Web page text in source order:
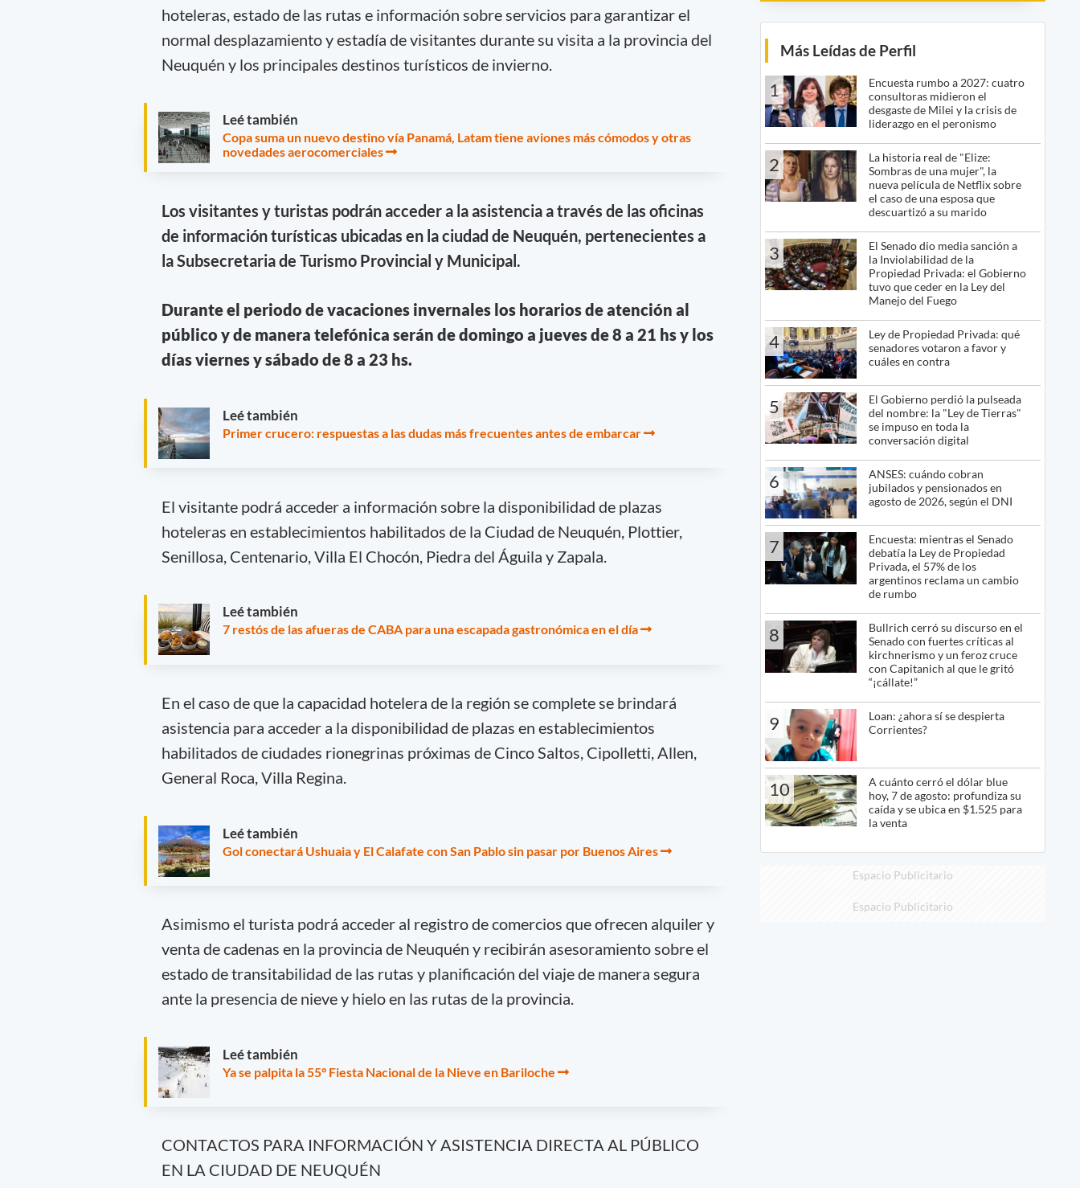
hoteleras, estado de las rutas e información sobre servicios para garantizar el
normal desplazamiento y estadía de visitantes durante su visita a la provincia del
Neuquén y los principales destinos turísticos de invierno.
Leé también
Copa suma un nuevo destino vía Panamá, Latam tiene aviones más cómodos y otras
novedades aerocomerciales
Los visitantes y turistas podrán acceder a la asistencia a través de las oficinas
de información turísticas ubicadas en la ciudad de Neuquén, pertenecientes a
la Subsecretaria de Turismo Provincial y Municipal.
Durante el periodo de vacaciones invernales los horarios de atención al
público y de manera telefónica serán de domingo a jueves de 8 a 21 hs y los
días viernes y sábado de 8 a 23 hs.
Leé también
Primer crucero: respuestas a las dudas más frecuentes antes de embarcar
El visitante podrá acceder a información sobre la disponibilidad de plazas
hoteleras en establecimientos habilitados de la Ciudad de Neuquén, Plottier,
Senillosa, Centenario, Villa El Chocón, Piedra del Águila y Zapala.
Leé también
7 restós de las afueras de CABA para una escapada gastronómica en el día
En el caso de que la capacidad hotelera de la región se complete se brindará
asistencia para acceder a la disponibilidad de plazas en establecimientos
habilitados de ciudades rionegrinas próximas de Cinco Saltos, Cipolletti, Allen,
General Roca, Villa Regina.
Leé también
Gol conectará Ushuaia y El Calafate con San Pablo sin pasar por Buenos Aires
Asimismo el turista podrá acceder al registro de comercios que ofrecen alquiler y
venta de cadenas en la provincia de Neuquén y recibirán asesoramiento sobre el
estado de transitabilidad de las rutas y planificación del viaje de manera segura
ante la presencia de nieve y hielo en las rutas de la provincia.
Leé también
Ya se palpita la 55° Fiesta Nacional de la Nieve en Bariloche
CONTACTOS PARA INFORMACIÓN Y ASISTENCIA DIRECTA AL PÚBLICO
EN LA CIUDAD DE NEUQUÉN
Más Leídas de Perfil
1
Encuesta rumbo a 2027: cuatro
consultoras midieron el
desgaste de Milei y la crisis de
liderazgo en el peronismo
2
La historia real de "Elize:
Sombras de una mujer", la
nueva película de Netflix sobre
el caso de una esposa que
descuartizó a su marido
3
El Senado dio media sanción a
la Inviolabilidad de la
Propiedad Privada: el Gobierno
tuvo que ceder en la Ley del
Manejo del Fuego
4
Ley de Propiedad Privada: qué
senadores votaron a favor y
cuáles en contra
5
El Gobierno perdió la pulseada
del nombre: la "Ley de Tierras"
se impuso en toda la
conversación digital
6
ANSES: cuándo cobran
jubilados y pensionados en
agosto de 2026, según el DNI
7
Encuesta: mientras el Senado
debatía la Ley de Propiedad
Privada, el 57% de los
argentinos reclama un cambio
de rumbo
8
Bullrich cerró su discurso en el
Senado con fuertes críticas al
kirchnerismo y un feroz cruce
con Capitanich al que le gritó
“¡cállate!”
9
Loan: ¿ahora sí se despierta
Corrientes?
10
A cuánto cerró el dólar blue
hoy, 7 de agosto: profundiza su
caída y se ubica en $1.525 para
la venta
Espacio Publicitario
Espacio Publicitario